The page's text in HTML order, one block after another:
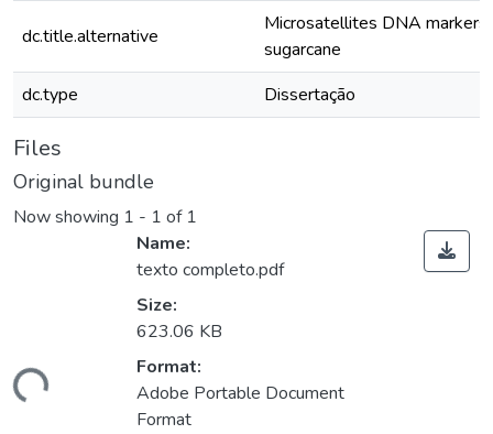
dc.title.alternative
Microsatellites DNA
sugarcane
dc.type
Dissertação
Files
Original bundle
Now showing 1 - 1 of 1
Name:
texto completo.pdf
Size:
623.06 KB
Format:
Adobe Portable Document
Format